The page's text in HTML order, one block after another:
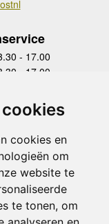
cookies en
om
website te
te tonen, om
- 17.00
- 17.00
- 17.00
- 17.00